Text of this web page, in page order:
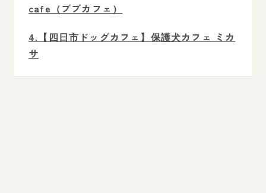
cafe（ブブカフェ）
4.【四日市ドッグカフェ】保護犬カフェ ミカ
サ